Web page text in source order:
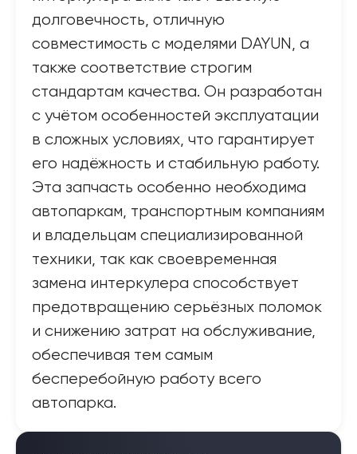
долговечность, отличную
совместимость с моделями DAYUN, а
также соответствие строгим
стандартам качества. Он разработан
с учётом особенностей эксплуатации
в сложных условиях, что гарантирует
его надёжность и стабильную работу.
Эта запчасть особенно необходима
автопаркам, транспортным компаниям
и владельцам специализированной
техники, так как своевременная
замена интеркулера способствует
предотвращению серьёзных поломок
и снижению затрат на обслуживание,
обеспечивая тем самым
бесперебойную работу всего
автопарка.